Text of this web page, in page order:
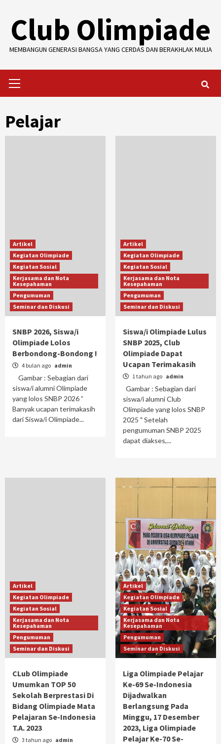
contentClub Olimpiade
MEMBANGUN GENERASI BANGSA YANG CERDAS DAN BERAKHLAK MULIA
Menu
Pelajar
Artikel
Kegiatan Olimpiade
Kegiatan Sosial
Kerjasama dan Nota
Kesepahaman
Pengumuman
Seminar dan Diskusi
SNBP 2026, Siswa/i
Olimpiade Lolos
Berbondong-Bondong !
4 bulan ago admin
Gambar : Sebagian dari
siswa/i alumni Olimpiade
yang lolos SNBP 2026 ”
Banyak ucapan terimakasih
dari Siswa/i Olimpiade...
Artikel
Kegiatan Olimpiade
Kegiatan Sosial
Kerjasama dan Nota
Kesepahaman
Pengumuman
Seminar dan Diskusi
Siswa/i Olimpiade Lulus
SNBP 2025, Club
Olimpiade Dapat
Ucapan Terimakasih
1 tahun ago admin
Gambar : Sebagian dari
siswa/i alumni Club
Olimpiade yang lolos SNBP
2025 " Setelah
pengumuman SNBP 2025
dapat diakses,...
Artikel
Kegiatan Olimpiade
Kegiatan Sosial
Kerjasama dan Nota
Kesepahaman
Pengumuman
Seminar dan Diskusi
CLub Olimpiade
Umumkan TOP 50
Sekolah Berprestasi Di
Bidang Olimpiade Mata
Pelajaran Se-Indonesia
T.A. 2023
3 tahun ago admin
Artikel
Kegiatan Olimpiade
Kegiatan Sosial
Kerjasama dan Nota
Kesepahaman
Pengumuman
Seminar dan Diskusi
Liga Olimpiade Pelajar
Ke-69 Se-Indonesia
Dijadwalkan
Berlangsung Pada
Minggu, 17 Desember
2023, Liga Olimpiade
Pelajar Ke-70 Se-